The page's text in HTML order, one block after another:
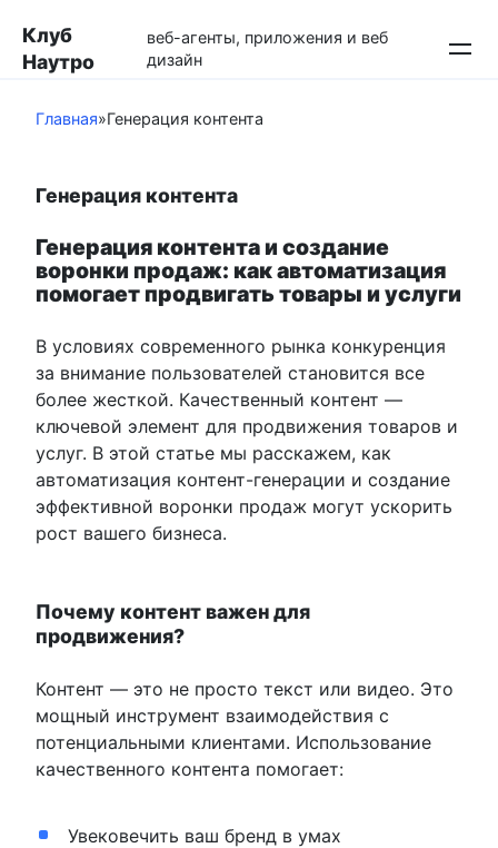
контенту
Клуб
Наутро
веб-агенты, приложения и веб
дизайн
Главная»Генерация контента
Генерация контента
Генерация контента и создание
воронки продаж: как автоматизация
помогает продвигать товары и услуги
В условиях современного рынка конкуренция
за внимание пользователей становится все
более жесткой. Качественный контент —
ключевой элемент для продвижения товаров и
услуг. В этой статье мы расскажем, как
автоматизация контент-генерации и создание
эффективной воронки продаж могут ускорить
рост вашего бизнеса.
Почему контент важен для
продвижения?
Контент — это не просто текст или видео. Это
мощный инструмент взаимодействия с
потенциальными клиентами. Использование
качественного контента помогает:
Увековечить ваш бренд в умах